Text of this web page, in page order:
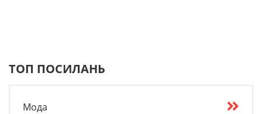
ТОП ПОСИЛАНЬ
Мода